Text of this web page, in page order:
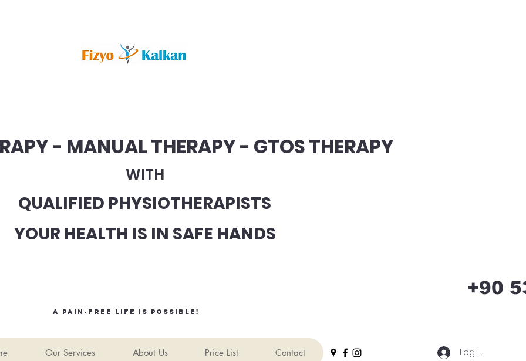
- MANUAL THERAPY - GTOS THERAPY
WITH
QUALIFIED PHYSIOTHERAPISTS
YOUR HEALTH IS IN SAFE HANDS
+90
Our Services About Us Price List Contact Log In
A pain-free life is possible!